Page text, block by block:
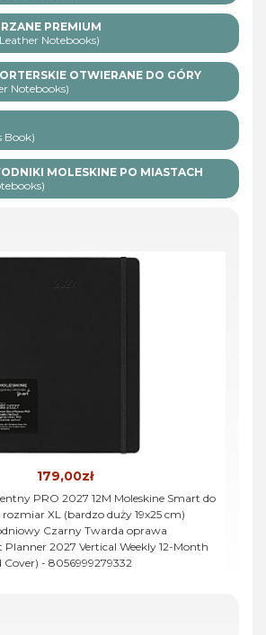
PREMIUM
Notebooks)
OTWIERANE DO GÓRY
Notebooks)
Book)
MOLESKINE PO MIASTACH
179,00zł
PRO 2027 12M Moleskine Smart do
XL (bardzo duży 19x25 cm)
Czarny Twarda oprawa
Planner 2027 Vertical Weekly 12-Month
Cover) - 8056999279332